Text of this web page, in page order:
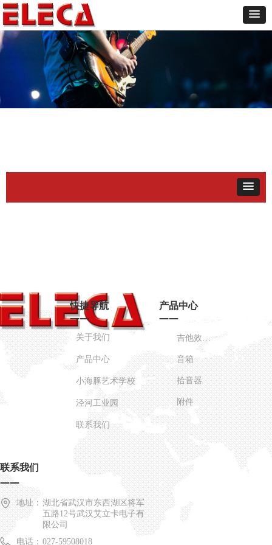
地址： 湖北省武汉市东西湖区将军
五路12号武汉艾立卡电子有
限公司
电话： 027-59508018
联系我们
——
产品中心
——
吉他效果器
音箱
拾音器
附件
快捷导航
——
关于我们
产品中心
小海豚艺术学校
泾河工业园
联系我们